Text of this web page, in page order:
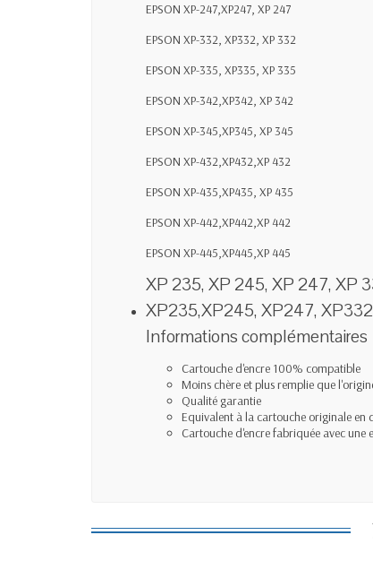
EPSON XP-247,XP247, XP 247
EPSON XP-332, XP332, XP 332
EPSON XP-335, XP335, XP 335
EPSON XP-342,XP342, XP 342
EPSON XP-345,XP345, XP 345
EPSON XP-432,XP432,XP 432
EPSON XP-435,XP435, XP 435
EPSON XP-442,XP442,XP 442
EPSON XP-445,XP445,XP 445
XP 235, XP 245, XP 247, XP
XP235,XP245, XP247,
Informations complémentaires
Cartouche d'encre 100% compatible
Moins chère et plus remplie que
Qualité garantie
Equivalent à la cartouche originale en
Cartouche d'encre fabriquée avec une